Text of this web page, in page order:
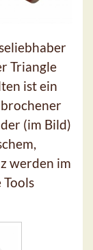
Triangle
ist ein
(im Bild)
werden im